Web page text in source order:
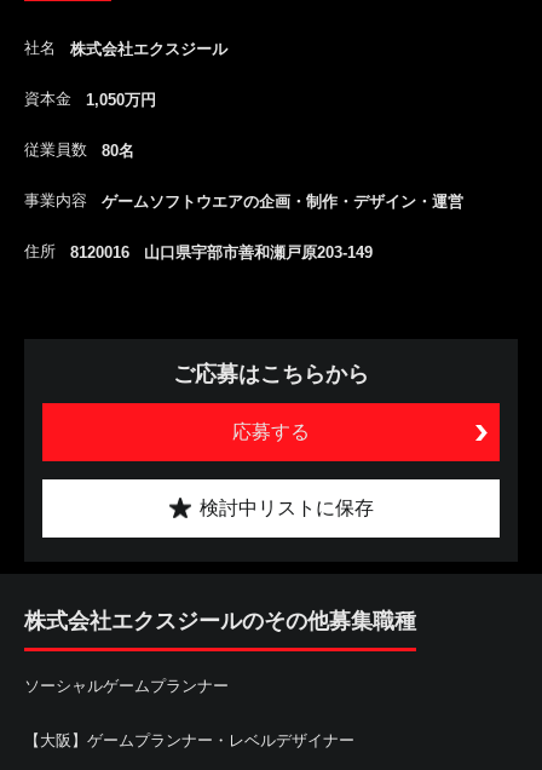
社名 株式会社エクスジール
資本金 1,050万円
従業員数 80名
事業内容 ゲームソフトウエアの企画・制作・デザイン・運営
住所 8120016 山口県宇部市善和瀬戸原203-149
ご応募はこちらから
応募する
検討中リストに保存
株式会社エクスジールのその他募集職種
ソーシャルゲームプランナー
【大阪】ゲームプランナー・レベルデザイナー